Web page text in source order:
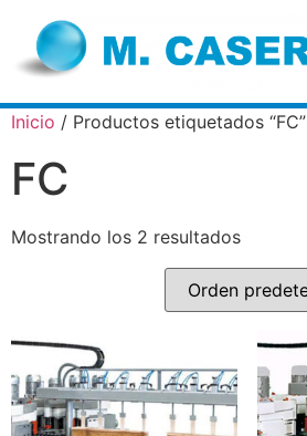
Inicio / Productos etiquetados “FC”
FC
Mostrando los 2 resultados